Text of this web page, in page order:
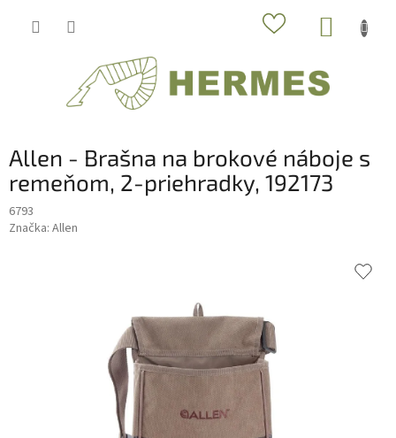
Allen - Brašna na brokové náboje s
remeňom, 2-priehradky, 192173
6793
Značka: Allen